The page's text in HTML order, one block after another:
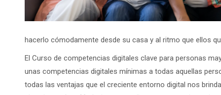
hacerlo cómodamente desde su casa y al ritmo que ellos
El Curso de competencias digitales clave para personas
unas competencias digitales mínimas a todas aquellas
todas las ventajas que el creciente entorno digital nos